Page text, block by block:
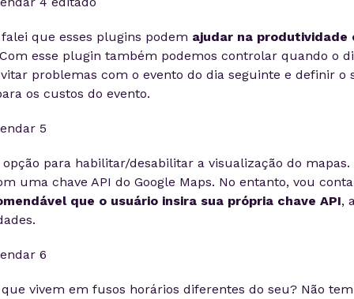
que esses plugins podem ajudar na produtividade
esse plugin também podemos controlar quando o
problemas com o evento do dia seguinte e definir o
os custos do evento.
para habilitar/desabilitar a visualização do mapas.
uma chave API do Google Maps. No entanto, vou
que o usuário insira sua própria chave API,
vivem em fusos horários diferentes do seu? Não